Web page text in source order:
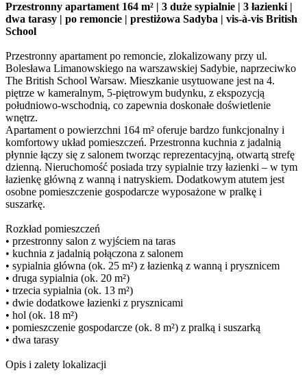
Przestronny apartament 164 m² | 3 duże sypialnie | 3 łazienki |
dwa tarasy | po remoncie | prestiżowa Sadyba | vis-à-vis British
School
Przestronny apartament po remoncie, zlokalizowany przy ul.
Bolesława Limanowskiego na warszawskiej Sadybie, naprzeciwko
The British School Warsaw. Mieszkanie usytuowane jest na 4.
piętrze w kameralnym, 5-piętrowym budynku, z ekspozycją
południowo-wschodnią, co zapewnia doskonałe doświetlenie
wnętrz.
Apartament o powierzchni 164 m² oferuje bardzo funkcjonalny i
komfortowy układ pomieszczeń. Przestronna kuchnia z jadalnią
płynnie łączy się z salonem tworząc reprezentacyjną, otwartą strefę
dzienną. Nieruchomość posiada trzy sypialnie trzy łazienki – w tym
łazienkę główną z wanną i natryskiem. Dodatkowym atutem jest
osobne pomieszczenie gospodarcze wyposażone w pralkę i
suszarkę.
Rozkład pomieszczeń
• przestronny salon z wyjściem na taras
• kuchnia z jadalnią połączona z salonem
• sypialnia główna (ok. 25 m²) z łazienką z wanną i prysznicem
• druga sypialnia (ok. 20 m²)
• trzecia sypialnia (ok. 13 m²)
• dwie dodatkowe łazienki z prysznicami
• hol (ok. 18 m²)
• pomieszczenie gospodarcze (ok. 8 m²) z pralką i suszarką
• dwa tarasy
Opis i zalety lokalizacji